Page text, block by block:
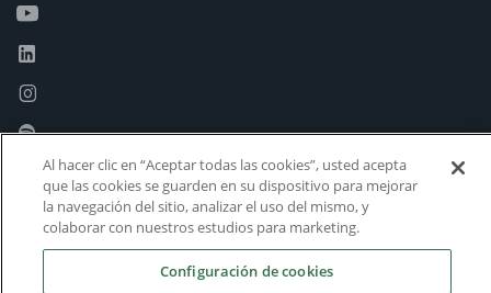
Al hacer clic en “Aceptar todas las cookies”, usted acepta
que las cookies se guarden en su dispositivo para mejorar
la navegación del sitio, analizar el uso del mismo, y
colaborar con nuestros estudios para marketing.
Configuración de cookies